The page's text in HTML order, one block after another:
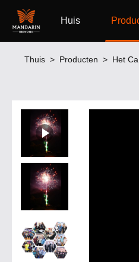
Huis
Thuis > Producten > Het